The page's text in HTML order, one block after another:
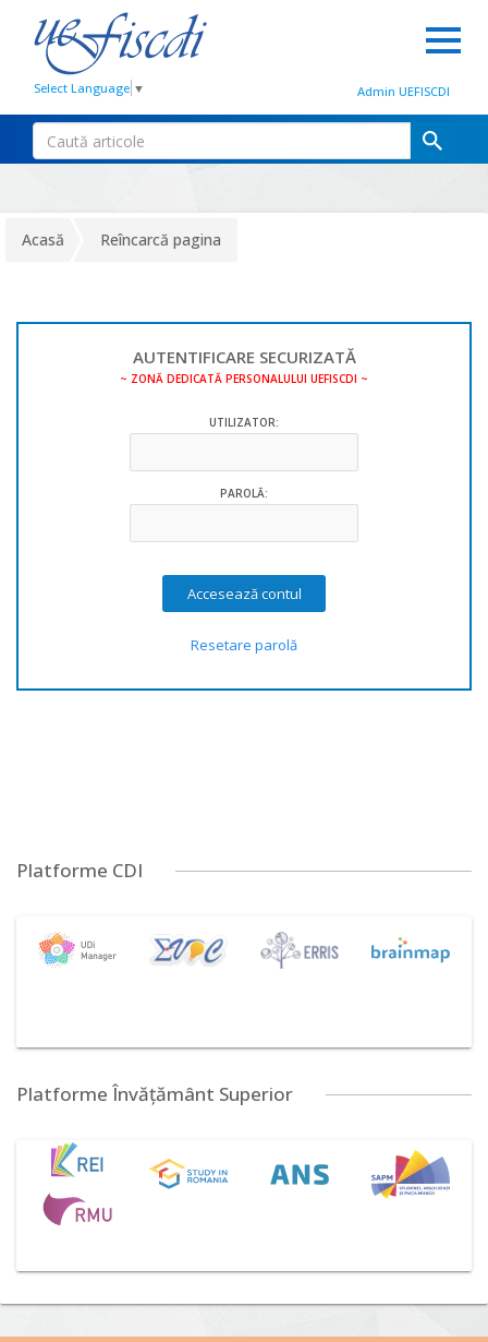
Select Language ▼ Admin UEFISCDI
Acasă Reîncarcă pagina
AUTENTIFICARE SECURIZATĂ
~ ZONĂ DEDICATĂ PERSONALULUI UEFISCDI ~
UTILIZATOR:
PAROLĂ:
Resetare parolă
Platforme CDI
Platforme Învățământ Superior